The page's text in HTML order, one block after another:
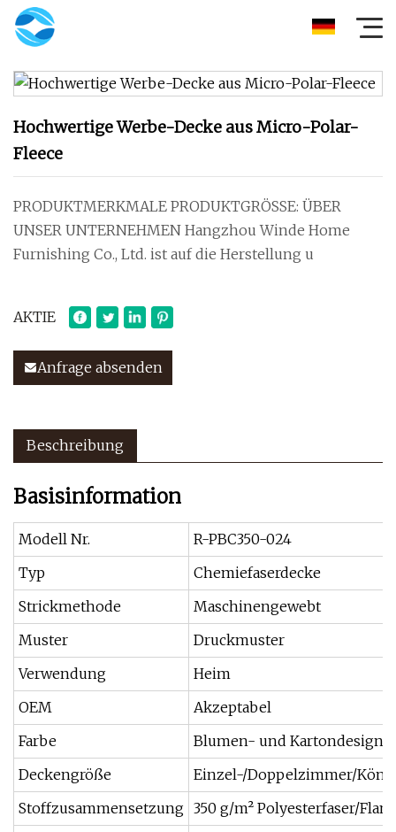
Hochwertige Werbe-Decke aus Micro-Polar-
Fleece
PRODUKTMERKMALE PRODUKTGRÖSSE: ÜBER
UNSER UNTERNEHMEN Hangzhou Winde Home
Furnishing Co., Ltd. ist auf die Herstellung u
AKTIE
Anfrage absenden
Beschreibung
Basisinformation
Modell Nr.
R-PBC350-024
Typ
Chemiefaserdecke
Strickmethode
Maschinengewebt
Muster
Druckmuster
Verwendung
Heim
OEM
Akzeptabel
Farbe
Blumen- und Kartondesign
Deckengröße
Einzel-/Doppelzimmer/
Stoffzusammensetzung 350 g/m² Polyesterfaser/